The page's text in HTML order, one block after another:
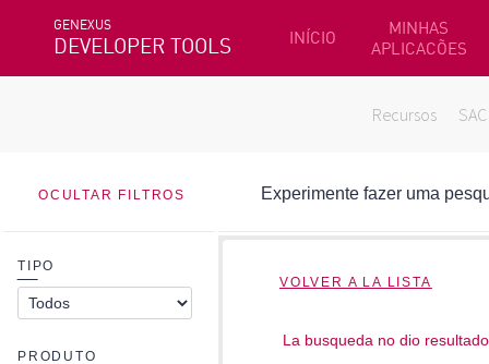
GENEXUS
DEVELOPER TOOLS INÍCIO
MINHAS
APLICACÕES
Recursos SAC